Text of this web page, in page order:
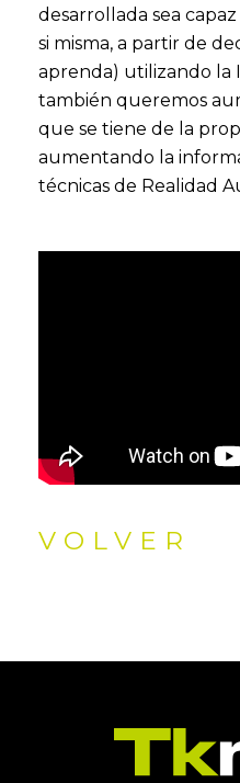
desarrollada sea
si misma, a partir de
aprenda) utilizando la
también queremos
que se tiene de la
aumentando la
técnicas de Realidad
VOLVER